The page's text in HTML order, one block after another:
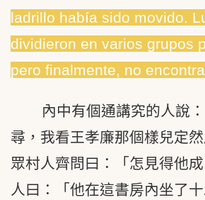
ladrillo había sido movido.
dividieron en varios grupos
pero finalmente, no
內中有個通講究的人說
尋，我看王孝廉那個樣兒定然
眾村人齊問曰：「怎見得他
人曰：「他在這書房內坐了